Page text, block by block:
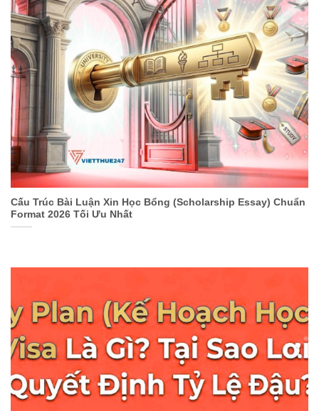
Cấu Trúc Bài Luận Xin Học Bổng (Scholarship Essay) Chuẩn
Format 2026 Tối Ưu Nhất